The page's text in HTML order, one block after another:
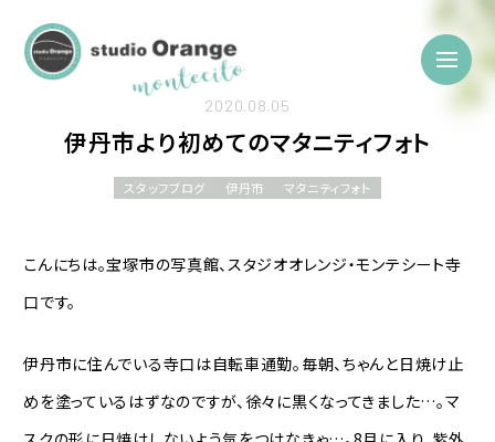
2020.08.05
伊丹市より初めてのマタニティフォト
スタッフブログ 伊丹市 マタニティフォト
こんにちは。宝塚市の写真館、スタジオオレンジ・モンテシート寺
口です。
伊丹市に住んでいる寺口は自転車通勤。毎朝、ちゃんと日焼け止
めを塗っているはずなのですが、徐々に黒くなってきました…。マ